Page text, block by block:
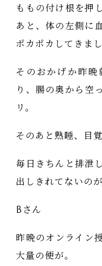
ももの付け根を押
あと、体の左側に
ポカポカしてきまし
そのおかげか昨
り、腸の奥から空
リ。
そのあと熟睡、目
毎日きちんと排泄
出しきれてないの
Bさん
昨晩のオンライン
大量の便が。